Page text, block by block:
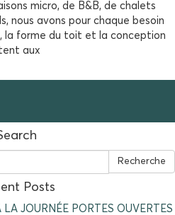
micro, de B&B, de chalets
nous avons pour chaque besoin
la forme du toit et la conception
aux
Recherche
Posts
JOURNÉE PORTES OUVERTES